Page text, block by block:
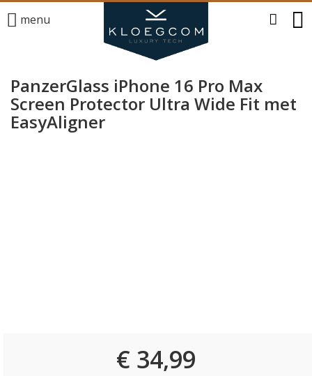
menu
PanzerGlass iPhone 16 Pro Max
Screen Protector Ultra Wide Fit met
EasyAligner
€ 34,99